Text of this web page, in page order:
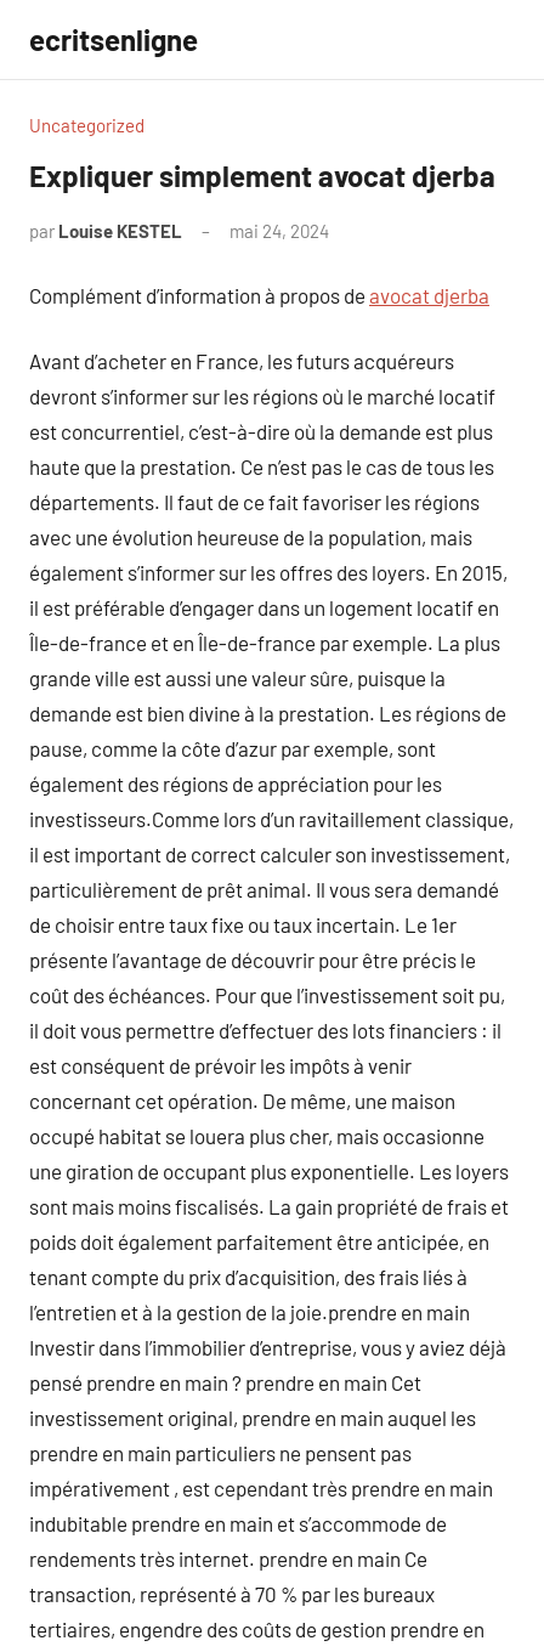
contenu
ecritsenligne
Uncategorized
Expliquer simplement avocat djerba
par Louise KESTEL mai 24, 2024
Complément d’information à propos de avocat djerba
Avant d’acheter en France, les futurs acquéreurs
devront s’informer sur les régions où le marché locatif
est concurrentiel, c’est-à-dire où la demande est plus
haute que la prestation. Ce n’est pas le cas de tous les
départements. Il faut de ce fait favoriser les régions
avec une évolution heureuse de la population, mais
également s’informer sur les offres des loyers. En 2015,
il est préférable d’engager dans un logement locatif en
Île-de-france et en Île-de-france par exemple. La plus
grande ville est aussi une valeur sûre, puisque la
demande est bien divine à la prestation. Les régions de
pause, comme la côte d’azur par exemple, sont
également des régions de appréciation pour les
investisseurs.Comme lors d’un ravitaillement classique,
il est important de correct calculer son investissement,
particulièrement de prêt animal. Il vous sera demandé
de choisir entre taux fixe ou taux incertain. Le 1er
présente l’avantage de découvrir pour être précis le
coût des échéances. Pour que l’investissement soit pu,
il doit vous permettre d’effectuer des lots financiers : il
est conséquent de prévoir les impôts à venir
concernant cet opération. De même, une maison
occupé habitat se louera plus cher, mais occasionne
une giration de occupant plus exponentielle. Les loyers
sont mais moins fiscalisés. La gain propriété de frais et
poids doit également parfaitement être anticipée, en
tenant compte du prix d’acquisition, des frais liés à
l’entretien et à la gestion de la joie.prendre en main
Investir dans l’immobilier d’entreprise, vous y aviez déjà
pensé prendre en main ? prendre en main Cet
investissement original, prendre en main auquel les
prendre en main particuliers ne pensent pas
impérativement , est cependant très prendre en main
indubitable prendre en main et s’accommode de
rendements très internet. prendre en main Ce
transaction, représenté à 70 % par les bureaux
tertiaires, engendre des coûts de gestion prendre en